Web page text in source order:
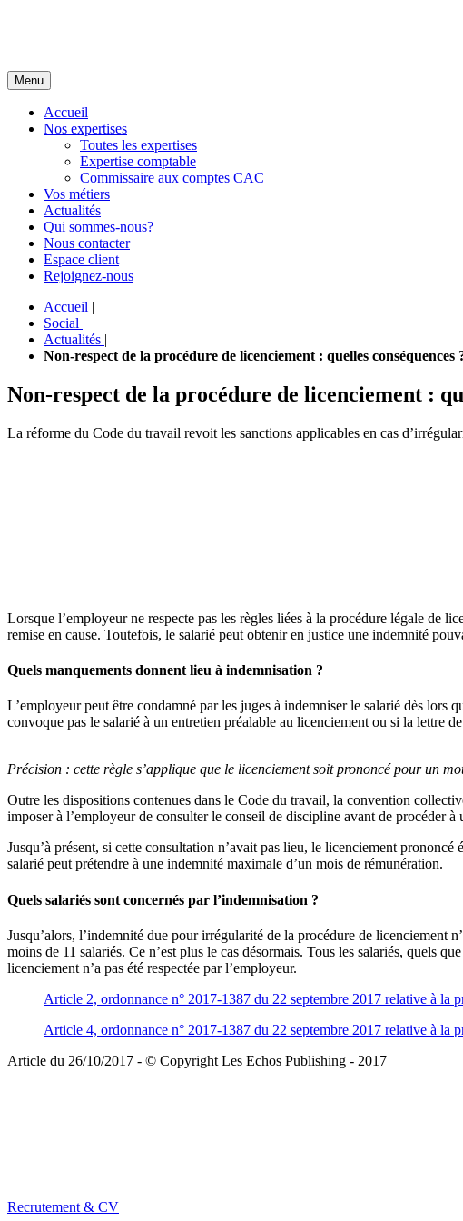
Menu
Accueil
Nos expertises
Toutes les expertises
Expertise comptable
Commissaire aux comptes CAC
Vos métiers
Actualités
Qui sommes-nous?
Nous contacter
Espace client
Rejoignez-nous
Accueil |
Social |
Actualités |
Non-respect de la procédure de licenciement : quelles conséquences
Non-respect de la procédure de licenciement :
La réforme du Code du travail revoit les sanctions applicables en cas
Lorsque l’employeur ne respecte pas les règles liées à la procédure légale de
remise en cause. Toutefois, le salarié peut obtenir en justice une indemnité
Quels manquements donnent lieu à indemnisation ?
L’employeur peut être condamné par les juges à indemniser le salarié dès lors
convoque pas le salarié à un entretien préalable au licenciement ou si la lettre
Précision : cette règle s’applique que le licenciement soit prononcé pour un
Outre les dispositions contenues dans le Code du travail, la convention
imposer à l’employeur de consulter le conseil de discipline avant de procéder à
Jusqu’à présent, si cette consultation n’avait pas lieu, le licenciement
salarié peut prétendre à une indemnité maximale d’un mois de rémunération.
Quels salariés sont concernés par l’indemnisation ?
Jusqu’alors, l’indemnité due pour irrégularité de la procédure de licenciement
moins de 11 salariés. Ce n’est plus le cas désormais. Tous les salariés, quels
licenciement n’a pas été respectée par l’employeur.
Article 2, ordonnance n° 2017-1387 du 22 septembre 2017 relative à la
Article 4, ordonnance n° 2017-1387 du 22 septembre 2017 relative à la
Article du 26/10/2017 - © Copyright Les Echos Publishing - 2017
Recrutement & CV